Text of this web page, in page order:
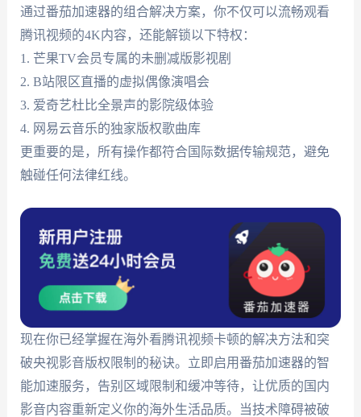
通过番茄加速器的组合解决方案，你不仅可以流畅观看
腾讯视频的4K内容，还能解锁以下特权：
1. 芒果TV会员专属的未删减版影视剧
2. B站限区直播的虚拟偶像演唱会
3. 爱奇艺杜比全景声的影院级体验
4. 网易云音乐的独家版权歌曲库
更重要的是，所有操作都符合国际数据传输规范，避免
触碰任何法律红线。
现在你已经掌握在海外看腾讯视频卡顿的解决方法和突
破央视影音版权限制的秘诀。立即启用番茄加速器的智
能加速服务，告别区域限制和缓冲等待，让优质的国内
影音内容重新定义你的海外生活品质。当技术障碍被破